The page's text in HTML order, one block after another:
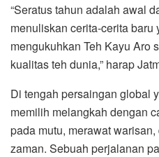
“Seratus tahun adalah awal
menuliskan cerita-cerita baru
mengukuhkan Teh Kayu Aro
kualitas teh dunia,” harap
Di tengah persaingan global
memilih melangkah dengan
pada mutu, merawat
zaman. Sebuah perjalanan